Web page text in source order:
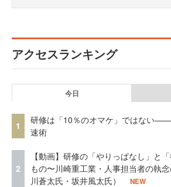
アクセスランキング
今日
1
研修は「10％のオマケ」ではない
速術
2
【動画】研修の「やりっぱなし」と
もの〜川崎重工業・人事担当者の執
川蒼太氏・坂井風太氏）
NEW